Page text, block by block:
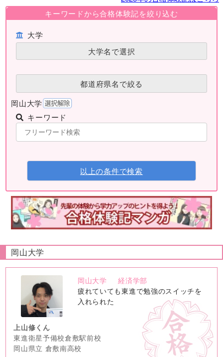
キーワードから合格体験記を絞り込む
大学
大学名で選択
都道府県名で絞る
岡山大学
キーワード
以上の条件で検索
岡山大学
no
image
岡山大学
経済学部
疲れていても東進で勉強のスイッチを
入れられた
上山修くん
東進衛星予備校倉敷駅前校
岡山県立 倉敷南高校